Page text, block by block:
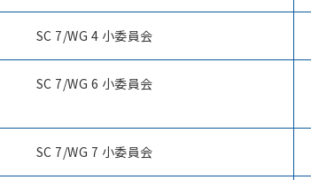
SC 7/WG 4 小委員会
SC 7/WG 6 小委員会
SC 7/WG 7 小委員会